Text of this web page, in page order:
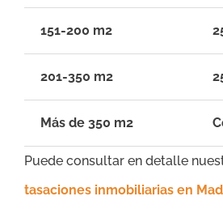
151-200 m2
201-350 m2
Más de 350 m2
Puede consultar en detalle
tasaciones inmobiliarias en